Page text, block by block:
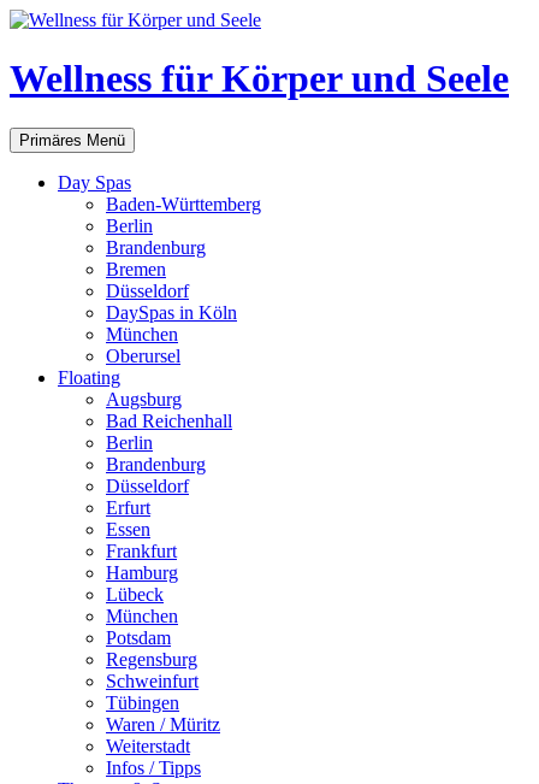
Zum
springen
Wellness für Körper und Seele
Suchen
Primäres Menü
Day Spas
Baden-Württemberg
Berlin
Brandenburg
Bremen
Düsseldorf
DaySpas in Köln
München
Oberursel
Floating
Augsburg
Bad Reichenhall
Berlin
Brandenburg
Düsseldorf
Erfurt
Essen
Frankfurt
Hamburg
Lübeck
München
Potsdam
Regensburg
Schweinfurt
Tübingen
Waren / Müritz
Weiterstadt
Infos / Tipps